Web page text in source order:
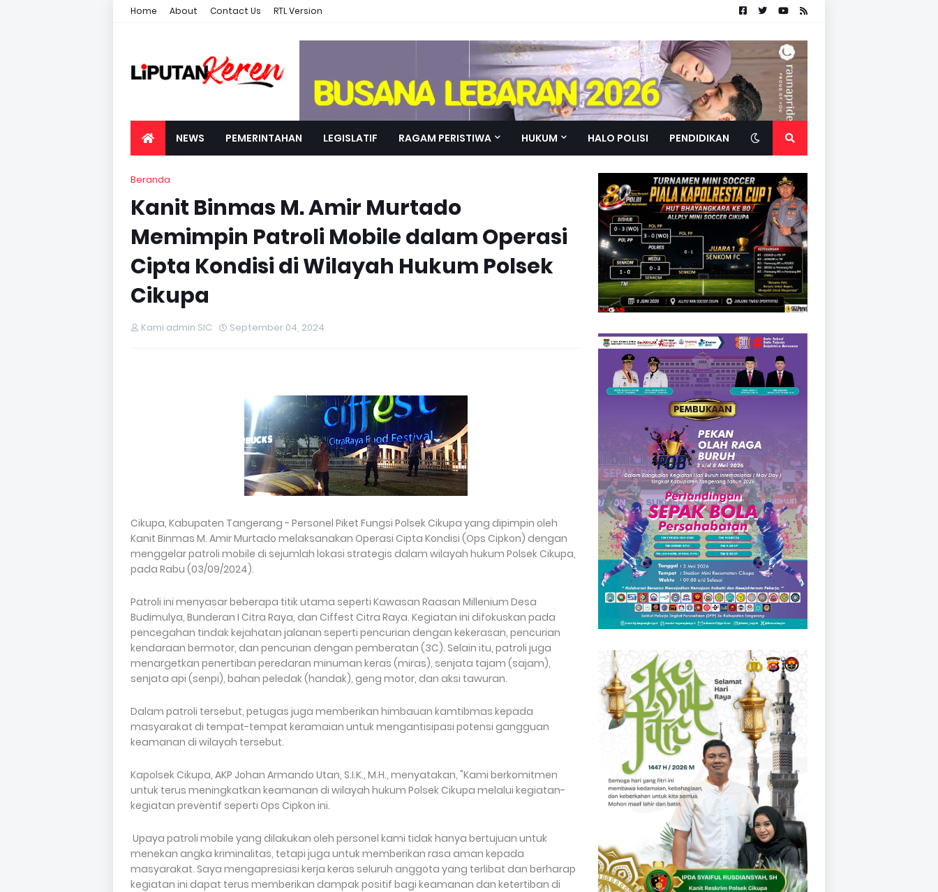
Home About Contact Us RTL Version
NEWS PEMERINTAHAN LEGISLATIF RAGAM PERISTIWA HUKUM HALO POLISI PENDIDIKAN
Beranda
Kanit Binmas M. Amir Murtado
Memimpin Patroli Mobile dalam Operasi
Cipta Kondisi di Wilayah Hukum Polsek
Cikupa
Kami admin SIC September 04, 2024
Cikupa, Kabupaten Tangerang - Personel Piket Fungsi Polsek Cikupa yang dipimpin oleh
Kanit Binmas M. Amir Murtado melaksanakan Operasi Cipta Kondisi (Ops Cipkon) dengan
menggelar patroli mobile di sejumlah lokasi strategis dalam wilayah hukum Polsek Cikupa,
pada Rabu (03/09/2024).
Patroli ini menyasar beberapa titik utama seperti Kawasan Raasan Millenium Desa
Budimulya, Bunderan I Citra Raya, dan Ciffest Citra Raya. Kegiatan ini difokuskan pada
pencegahan tindak kejahatan jalanan seperti pencurian dengan kekerasan, pencurian
kendaraan bermotor, dan pencurian dengan pemberatan (3C). Selain itu, patroli juga
menargetkan penertiban peredaran minuman keras (miras), senjata tajam (sajam),
senjata api (senpi), bahan peledak (handak), geng motor, dan aksi tawuran.
Dalam patroli tersebut, petugas juga memberikan himbauan kamtibmas kepada
masyarakat di tempat-tempat keramaian untuk mengantisipasi potensi gangguan
keamanan di wilayah tersebut.
Kapolsek Cikupa, AKP Johan Armando Utan, S.I.K., M.H., menyatakan, "Kami berkomitmen
untuk terus meningkatkan keamanan di wilayah hukum Polsek Cikupa melalui kegiatan-
kegiatan preventif seperti Ops Cipkon ini.
Upaya patroli mobile yang dilakukan oleh personel kami tidak hanya bertujuan untuk
menekan angka kriminalitas, tetapi juga untuk memberikan rasa aman kepada
masyarakat. Saya mengapresiasi kerja keras seluruh anggota yang terlibat dan berharap
kegiatan ini dapat terus memberikan dampak positif bagi keamanan dan ketertiban di